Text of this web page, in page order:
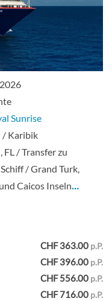
Sunrise
/ Karibik
FL / Transfer zu
/ Grand Turk,
Caicos Inseln…
CHF 363.00 p.P.
CHF 396.00 p.P.
CHF 556.00 p.P.
CHF 716.00 p.P.